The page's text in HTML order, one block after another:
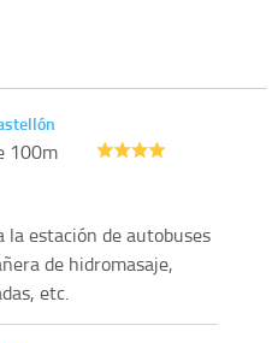
100m
estación de autobuses
de hidromasaje,
etc.